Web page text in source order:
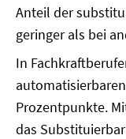
Anteil der
geringer als bei
In
Prozentpunkte.
das